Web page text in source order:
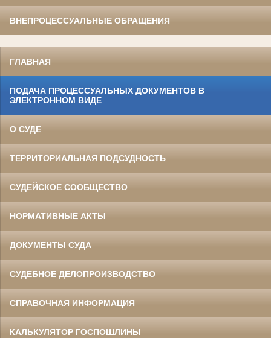
ВНЕПРОЦЕССУАЛЬНЫЕ ОБРАЩЕНИЯ
ГЛАВНАЯ
ПОДАЧА ПРОЦЕССУАЛЬНЫХ ДОКУМЕНТОВ В
ЭЛЕКТРОННОМ ВИДЕ
О СУДЕ
ТЕРРИТОРИАЛЬНАЯ ПОДСУДНОСТЬ
СУДЕЙСКОЕ СООБЩЕСТВО
НОРМАТИВНЫЕ АКТЫ
ДОКУМЕНТЫ СУДА
СУДЕБНОЕ ДЕЛОПРОИЗВОДСТВО
СПРАВОЧНАЯ ИНФОРМАЦИЯ
КАЛЬКУЛЯТОР ГОСПОШЛИНЫ